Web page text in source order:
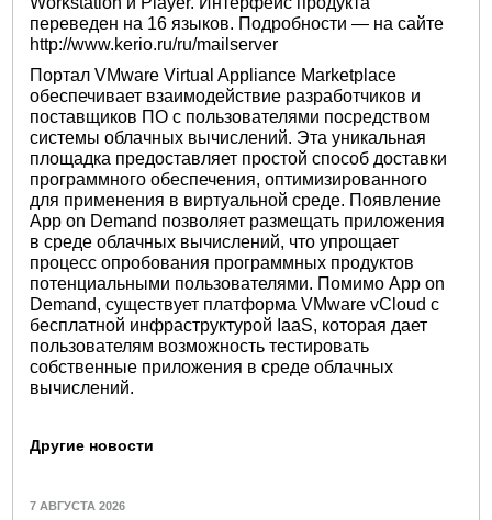
переведен на 16 языков. Подробности — на сайте
http://www.kerio.ru/ru/mailserver
Портал VMware Virtual Appliance Marketplace
обеспечивает взаимодействие разработчиков и
поставщиков ПО с пользователями посредством
системы облачных вычислений. Эта уникальная
площадка предоставляет простой способ доставки
программного обеспечения, оптимизированного
для применения в виртуальной среде. Появление
App on Demand позволяет размещать приложения
в среде облачных вычислений, что упрощает
процесс опробования программных продуктов
потенциальными пользователями. Помимо App on
Demand, существует платформа VMware vCloud с
бесплатной инфраструктурой IaaS, которая дает
пользователям возможность тестировать
собственные приложения в среде облачных
вычислений.
Другие новости
7 АВГУСТА 2026